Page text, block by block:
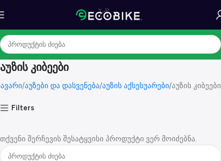
აუზის კიბეები
აუზები და დასვენება აუზის აქსესუარები აუზის კიბეები
Filters
თქვენი შერჩევის შესატყვისი პროდუქტი ვერ მოიძებნა.